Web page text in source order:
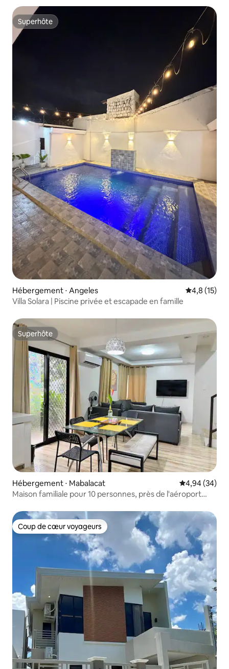
Superhôte
Superhôte
Hébergement ⋅ Angeles Évaluation
4,8 (15)
Villa Solara | Piscine privée et escapade en famille
Superhôte
Superhôte
Hébergement ⋅ Mabalacat Évaluation
4,94 (34)
Maison familiale pour 10 personnes, près de l'aéroport
Coup de cœur voyageurs
Coup de cœur voyageurs